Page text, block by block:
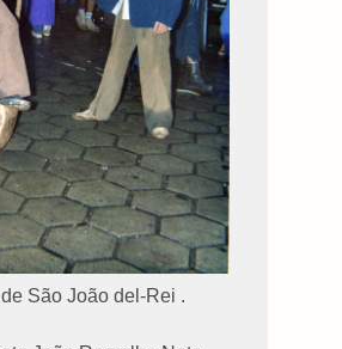
São João del-Rei .